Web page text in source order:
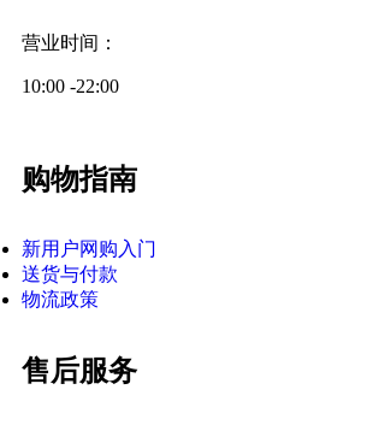
营业时间：
10:00 -22:00
购物指南
新用户网购入门
送货与付款
物流政策
售后服务